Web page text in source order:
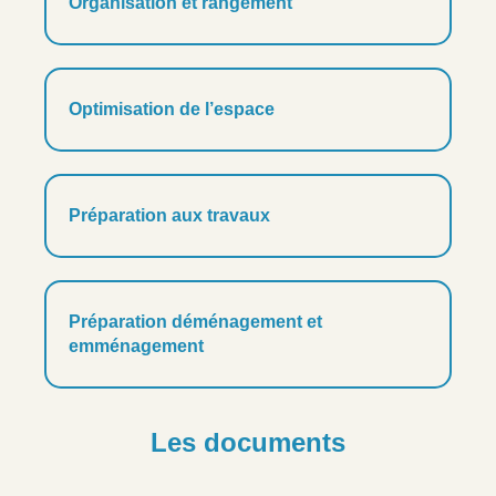
Optimisation de l’espace
Préparation aux travaux
Préparation déménagement et
emménagement
Les documents